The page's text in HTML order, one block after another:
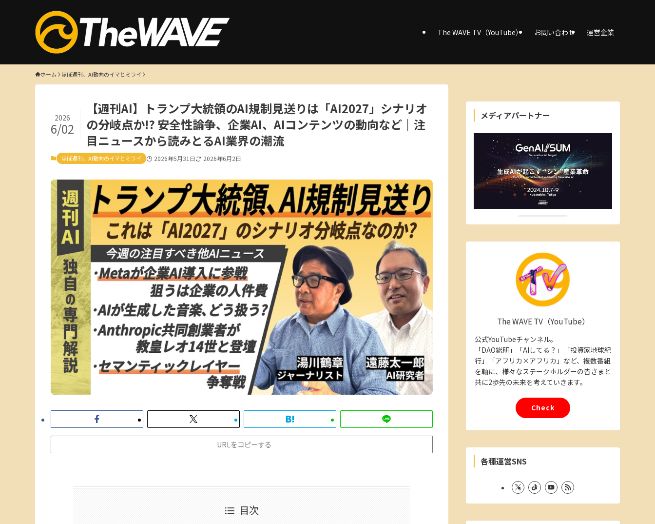
The WAVE TV（YouTube） お問い合わせ 運営企業
ホーム ほぼ週刊、AI動向のイマとミライ
【週刊AI】トランプ大統領のAI規制見送りは「AI2027」シナリオ
の分岐点か!? 安全性論争、企業AI、AIコンテンツの動向など｜注
目ニュースから読みとるAI業界の潮流
2026
6/02
ほぼ週刊、AI動向のイマとミライ 2026年5月31日 2026年6月2日
URLをコピーする
目次
メディアパートナー
The WAVE TV（YouTube）
公式YouTubeチャンネル。
「DAO総研」「AIしてる？」「投資家地球紀
行」「アフリカ×アフリカ」など、複数番組
を軸に、様々なステークホルダーの皆さまと
共に2歩先の未来を考えていきます。
Check
各種運営SNS